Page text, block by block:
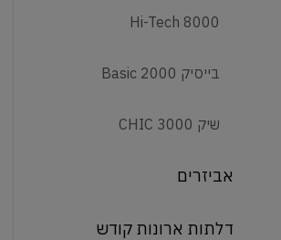
8000 Hi-Tech
בייסיק Basic 2000
שיק CHIC 3000
אביזרים
דלתות ארונות קודש